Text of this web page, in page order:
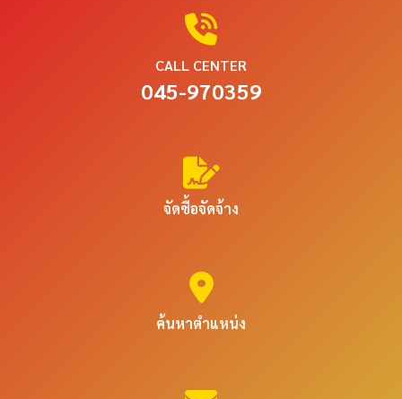
CALL CENTER
045-970359
จัดซื้อจัดจ้าง
ค้นหาตำแหน่ง